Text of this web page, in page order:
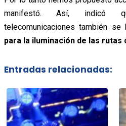
manifestó. Así, indicó
telecomunicaciones también
para la iluminación de las rutas
Entradas relacionadas: